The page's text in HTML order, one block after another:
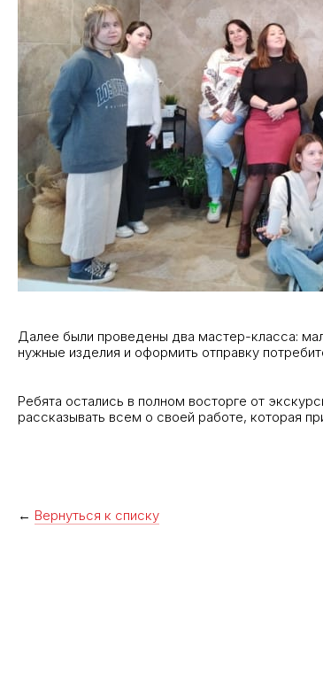
Далее были проведены два мастер-класса:
нужные изделия и оформить отправку
Ребята остались в полном восторге от
рассказывать всем о своей работе, которая
← Вернуться к списку